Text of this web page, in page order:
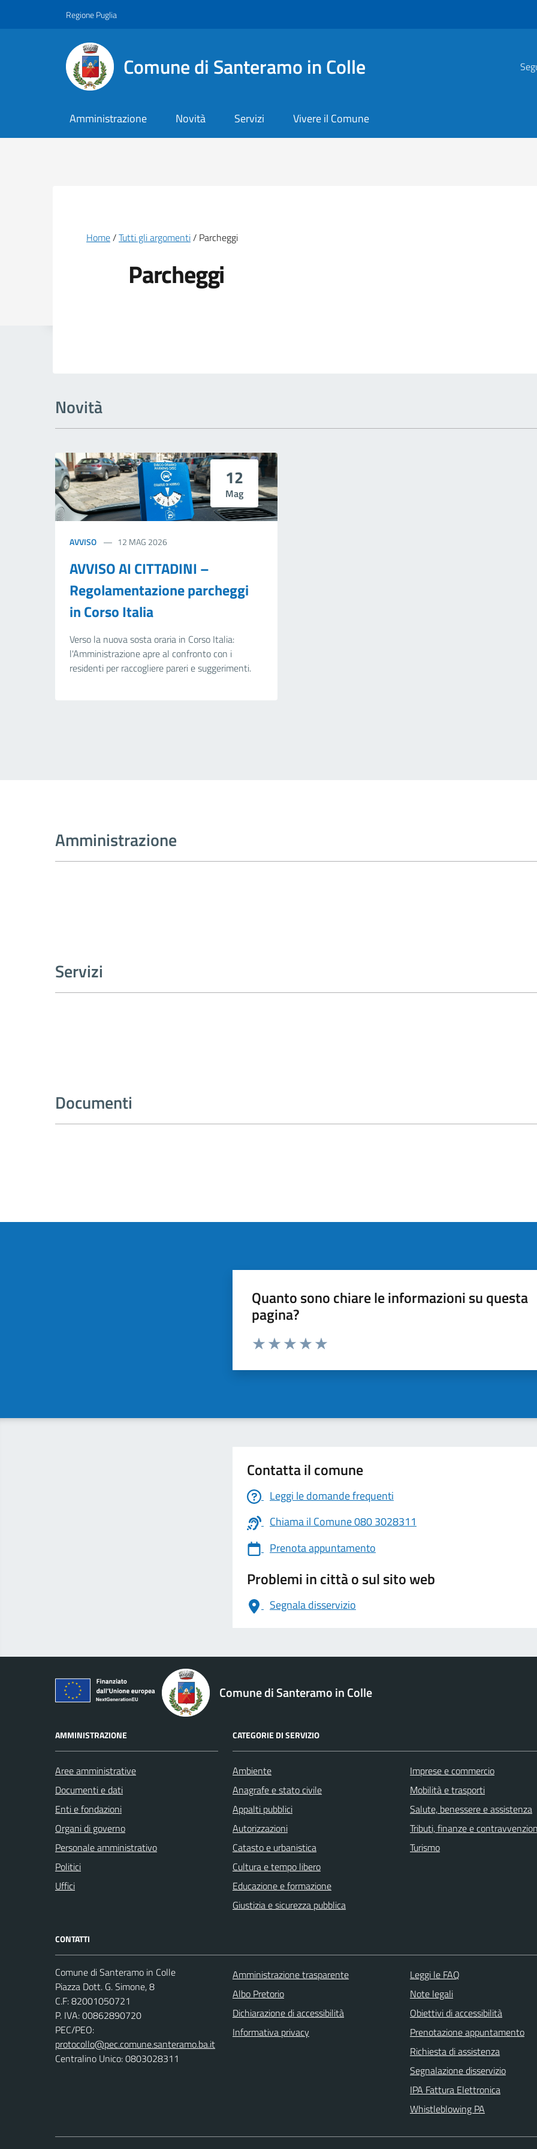
Regione Puglia
Comune di Santeramo in Colle
Amministrazione Novità Servizi Vivere il Comune
Briciole di pane
Home Tutti gli argomenti Parcheggi
Parcheggi
Novità
12
Mag
AVVISO 12 MAG 2026
AVVISO AI CITTADINI –
Regolamentazione parcheggi
in Corso Italia
Verso la nuova sosta oraria in Corso Italia:
l'Amministrazione apre al confronto con i
residenti per raccogliere pareri e suggerimenti.
Amministrazione
Servizi
Documenti
Quanto sono chiare le informazioni su questa
pagina?
Valuta da 1 a 5 stelle la pagina
Contatta il comune
Leggi le domande frequenti
Chiama il Comune 080 3028311
Prenota appuntamento
Problemi in città o sul sito web
Segnala disservizio
logo Unione Europea
Comune di Santeramo in Colle
AMMINISTRAZIONE
Aree amministrative
Documenti e dati
Enti e fondazioni
Organi di governo
Personale amministrativo
Politici
Uffici
CATEGORIE DI SERVIZIO
Ambiente
Anagrafe e stato civile
Appalti pubblici
Autorizzazioni
Catasto e urbanistica
Cultura e tempo libero
Educazione e formazione
Giustizia e sicurezza pubblica
Imprese e commercio
Mobilità e trasporti
Salute, benessere e assistenza
Tributi, finanze e
Turismo
CONTATTI
Comune di Santeramo in Colle
Piazza Dott. G. Simone, 8
C.F:82001050721
P. IVA:00862890720
PEC/PEO:
protocollo@pec.comune.santeramo.ba.it
Centralino Unico: 0803028311
Amministrazione trasparente
Albo Pretorio
Dichiarazione di accessibilità
Informativa privacy
Leggi le FAQ
Note legali
Obiettivi di accessibilità
Prenotazione appuntamento
Richiesta di assistenza
Segnalazione disservizio
IPA Fattura Elettronica
Whistleblowing PA